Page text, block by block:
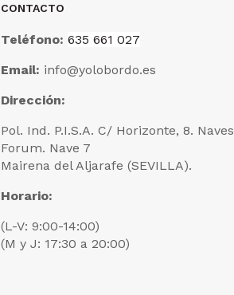
CONTACTO
Teléfono: 635 661 027
Email: info@yolobordo.es
Dirección:
Pol. Ind. P.I.S.A. C/ Horizonte, 8. Naves
Forum. Nave 7
Mairena del Aljarafe (SEVILLA).
Horario:
(L-V: 9:00-14:00)
(M y J: 17:30 a 20:00)